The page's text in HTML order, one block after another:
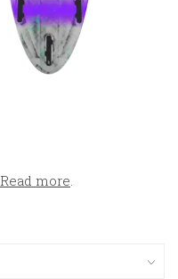
Read more.